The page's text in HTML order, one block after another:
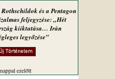
és a Pentagon
feljegyzése: „Hét
kiiktatása… Irán
legyőzése”
Új Történelem
ezelőtt